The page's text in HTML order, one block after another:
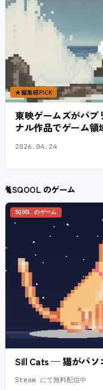
★編集部PICK
東映ゲームズがパブ
ナル作品でゲーム領
2026.04.24
🐈SQOOL のゲーム
SQOOL のゲーム
Sill Cats — 猫がパソ
Steam にて無料配信中